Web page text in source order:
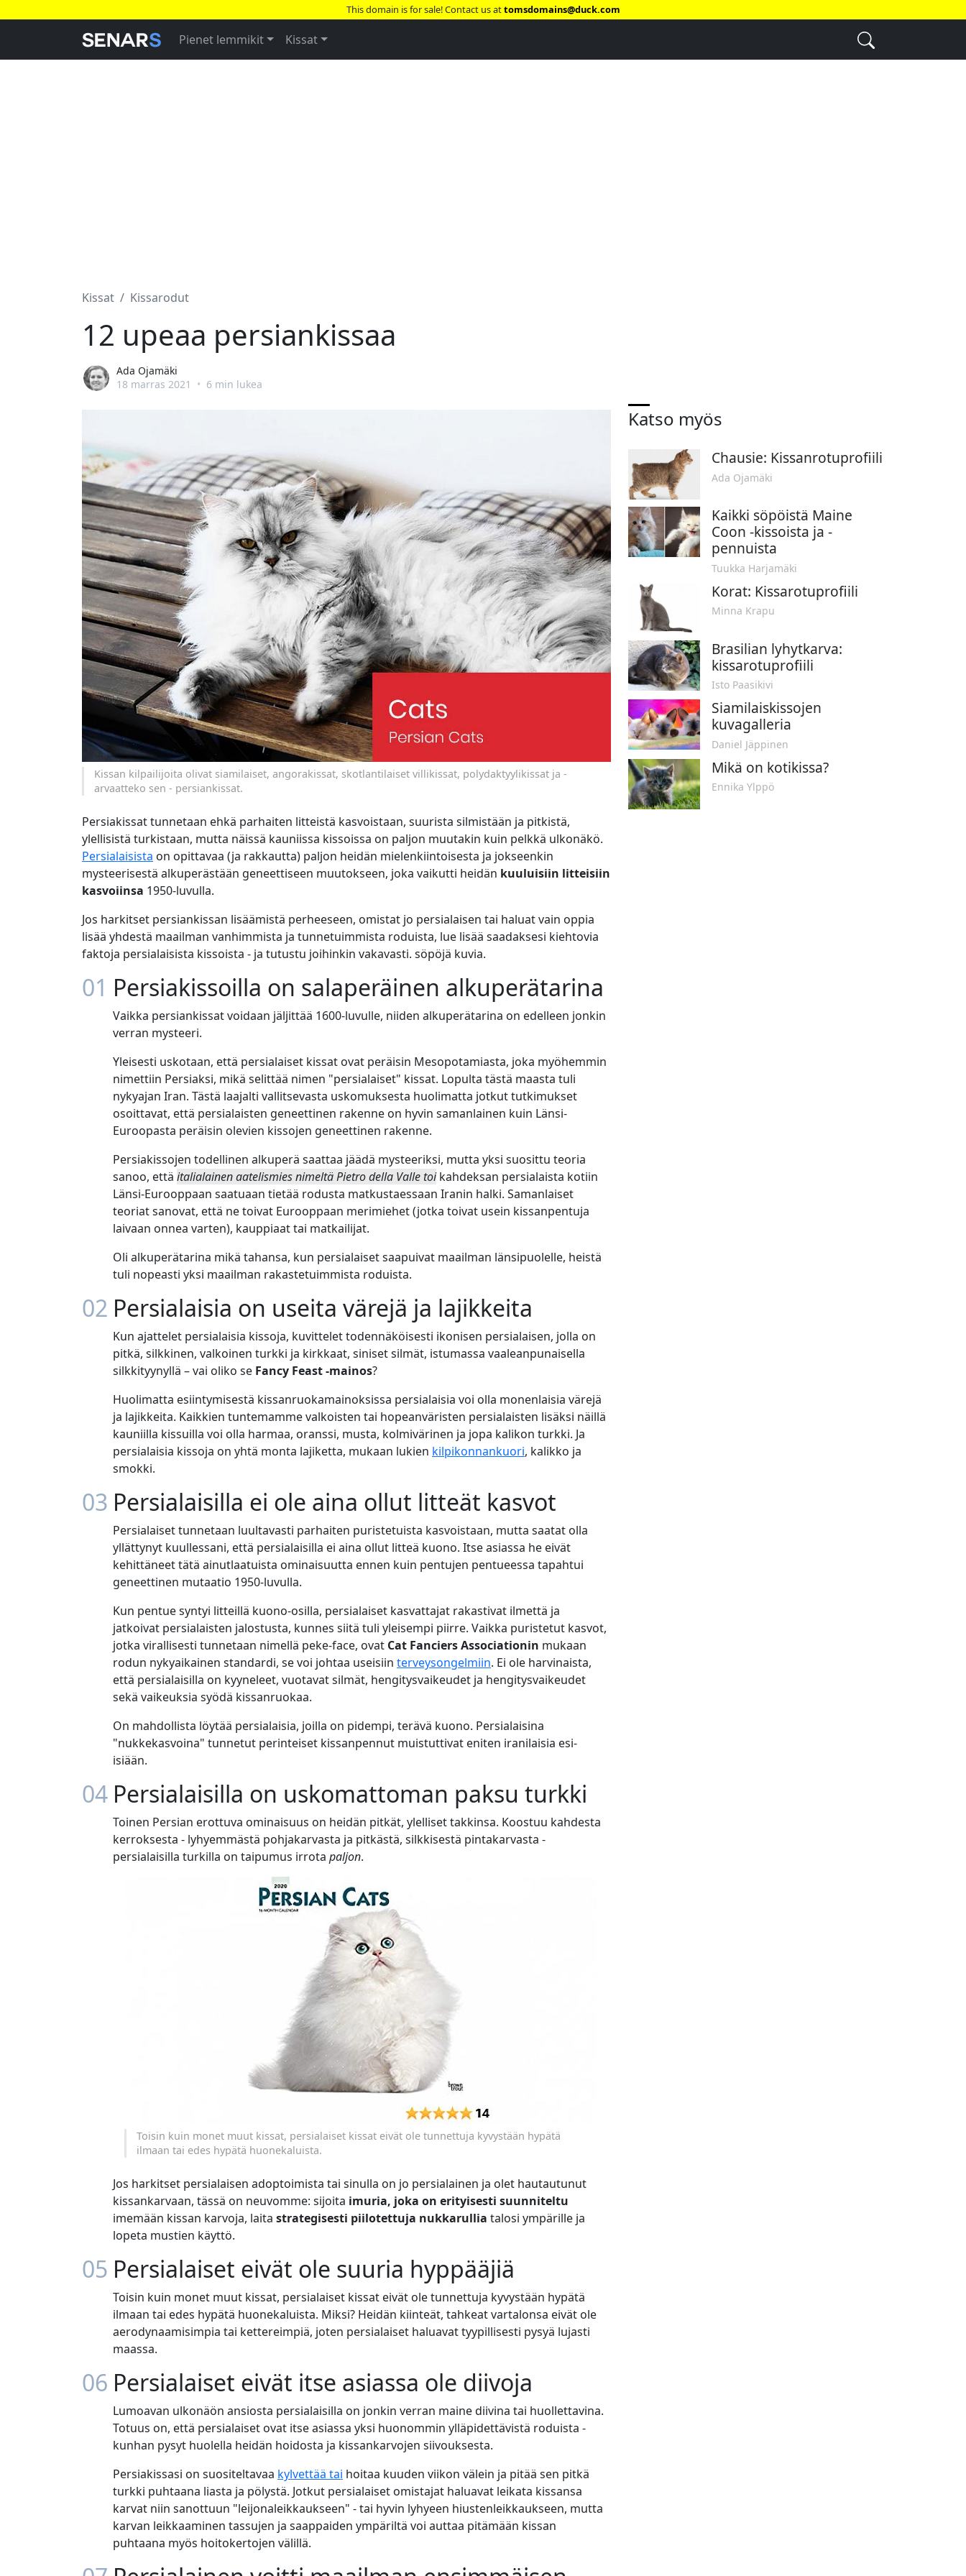
This domain is for sale! Contact us attomsdomains@duck.com
Pienet lemmikit Kissat
Kissat Kissarodut
12 upeaa persiankissaa
Ada Ojamäki
18 marras 2021
• 6 min lukea
Kissan kilpailijoita olivat siamilaiset, angorakissat, skotlantilaiset villikissat, polydaktyylikissat ja -
arvaatteko sen - persiankissat.
Persiakissat tunnetaan ehkä parhaiten litteistä kasvoistaan, suurista silmistään ja pitkistä,
ylellisistä turkistaan, mutta näissä kauniissa kissoissa on paljon muutakin kuin pelkkä ulkonäkö.
Persialaisista on opittavaa (ja rakkautta) paljon heidän mielenkiintoisesta ja jokseenkin
mysteerisestä alkuperästään geneettiseen muutokseen, joka vaikutti heidän kuuluisiin litteisiin
kasvoiinsa 1950-luvulla.
Jos harkitset persiankissan lisäämistä perheeseen, omistat jo persialaisen tai haluat vain oppia
lisää yhdestä maailman vanhimmista ja tunnetuimmista roduista, lue lisää saadaksesi kiehtovia
faktoja persialaisista kissoista - ja tutustu joihinkin vakavasti. söpöjä kuvia.
01 Persiakissoilla on salaperäinen alkuperätarina
Vaikka persiankissat voidaan jäljittää 1600-luvulle, niiden alkuperätarina on edelleen jonkin
verran mysteeri.
Yleisesti uskotaan, että persialaiset kissat ovat peräisin Mesopotamiasta, joka myöhemmin
nimettiin Persiaksi, mikä selittää nimen "persialaiset" kissat. Lopulta tästä maasta tuli
nykyajan Iran. Tästä laajalti vallitsevasta uskomuksesta huolimatta jotkut tutkimukset
osoittavat, että persialaisten geneettinen rakenne on hyvin samanlainen kuin Länsi-
Euroopasta peräisin olevien kissojen geneettinen rakenne.
Persiakissojen todellinen alkuperä saattaa jäädä mysteeriksi, mutta yksi suosittu teoria
sanoo, että italialainen aatelismies nimeltä Pietro della Valle toikahdeksan persialaista kotiin
Länsi-Eurooppaan saatuaan tietää rodusta matkustaessaan Iranin halki. Samanlaiset
teoriat sanovat, että ne toivat Eurooppaan merimiehet (jotka toivat usein kissanpentuja
laivaan onnea varten), kauppiaat tai matkailijat.
Oli alkuperätarina mikä tahansa, kun persialaiset saapuivat maailman länsipuolelle, heistä
tuli nopeasti yksi maailman rakastetuimmista roduista.
02 Persialaisia on useita värejä ja lajikkeita
Kun ajattelet persialaisia kissoja, kuvittelet todennäköisesti ikonisen persialaisen, jolla on
pitkä, silkkinen, valkoinen turkki ja kirkkaat, siniset silmät, istumassa vaaleanpunaisella
silkkityynyllä – vai oliko se Fancy Feast -mainos?
Huolimatta esiintymisestä kissanruokamainoksissa persialaisia voi olla monenlaisia värejä
ja lajikkeita. Kaikkien tuntemamme valkoisten tai hopeanväristen persialaisten lisäksi näillä
kauniilla kissuilla voi olla harmaa, oranssi, musta, kolmivärinen ja jopa kalikon turkki. Ja
persialaisia kissoja on yhtä monta lajiketta, mukaan lukien kilpikonnankuori, kalikko ja
smokki.
03 Persialaisilla ei ole aina ollut litteät kasvot
Persialaiset tunnetaan luultavasti parhaiten puristetuista kasvoistaan, mutta saatat olla
yllättynyt kuullessani, että persialaisilla ei aina ollut litteä kuono. Itse asiassa he eivät
kehittäneet tätä ainutlaatuista ominaisuutta ennen kuin pentujen pentueessa tapahtui
geneettinen mutaatio 1950-luvulla.
Kun pentue syntyi litteillä kuono-osilla, persialaiset kasvattajat rakastivat ilmettä ja
jatkoivat persialaisten jalostusta, kunnes siitä tuli yleisempi piirre. Vaikka puristetut kasvot,
jotka virallisesti tunnetaan nimellä peke-face, ovat Cat Fanciers Associationin mukaan
rodun nykyaikainen standardi, se voi johtaa useisiin terveysongelmiin. Ei ole harvinaista,
että persialaisilla on kyyneleet, vuotavat silmät, hengitysvaikeudet ja hengitysvaikeudet
sekä vaikeuksia syödä kissanruokaa.
On mahdollista löytää persialaisia, joilla on pidempi, terävä kuono. Persialaisina
"nukkekasvoina" tunnetut perinteiset kissanpennut muistuttivat eniten iranilaisia esi-
isiään.
04 Persialaisilla on uskomattoman paksu turkki
Toinen Persian erottuva ominaisuus on heidän pitkät, ylelliset takkinsa. Koostuu kahdesta
kerroksesta - lyhyemmästä pohjakarvasta ja pitkästä, silkkisestä pintakarvasta -
persialaisilla turkilla on taipumus irrota paljon.
Toisin kuin monet muut kissat, persialaiset kissat eivät ole tunnettuja kyvystään hypätä
ilmaan tai edes hypätä huonekaluista.
Jos harkitset persialaisen adoptoimista tai sinulla on jo persialainen ja olet hautautunut
kissankarvaan, tässä on neuvomme: sijoita imuria, joka on erityisesti suunniteltu
imemään kissan karvoja, laita strategisesti piilotettuja nukkarullia talosi ympärille ja
lopeta mustien käyttö.
05 Persialaiset eivät ole suuria hyppääjiä
Toisin kuin monet muut kissat, persialaiset kissat eivät ole tunnettuja kyvystään hypätä
ilmaan tai edes hypätä huonekaluista. Miksi? Heidän kiinteät, tahkeat vartalonsa eivät ole
aerodynaamisimpia tai kettereimpiä, joten persialaiset haluavat tyypillisesti pysyä lujasti
maassa.
06 Persialaiset eivät itse asiassa ole diivoja
Lumoavan ulkonäön ansiosta persialaisilla on jonkin verran maine diivina tai huollettavina.
Totuus on, että persialaiset ovat itse asiassa yksi huonommin ylläpidettävistä roduista -
kunhan pysyt huolella heidän hoidosta ja kissankarvojen siivouksesta.
Persiakissasi on suositeltavaa kylvettää tai hoitaa kuuden viikon välein ja pitää sen pitkä
turkki puhtaana liasta ja pölystä. Jotkut persialaiset omistajat haluavat leikata kissansa
karvat niin sanottuun "leijonaleikkaukseen" - tai hyvin lyhyeen hiustenleikkaukseen, mutta
karvan leikkaaminen tassujen ja saappaiden ympäriltä voi auttaa pitämään kissan
puhtaana myös hoitokertojen välillä.
Katso myös
Chausie: Kissanrotuprofiili
Ada Ojamäki
Kaikki söpöistä Maine
Coon -kissoista ja -
pennuista
Tuukka Harjamäki
Korat: Kissarotuprofiili
Minna Krapu
Brasilian lyhytkarva:
kissarotuprofiili
Isto Paasikivi
Siamilaiskissojen
kuvagalleria
Daniel Jäppinen
Mikä on kotikissa?
Ennika Ylppö